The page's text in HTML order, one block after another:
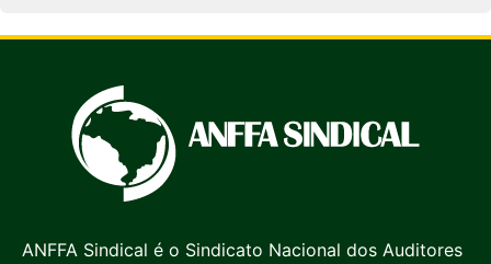
ANFFA Sindical é o Sindicato Nacional dos Auditores